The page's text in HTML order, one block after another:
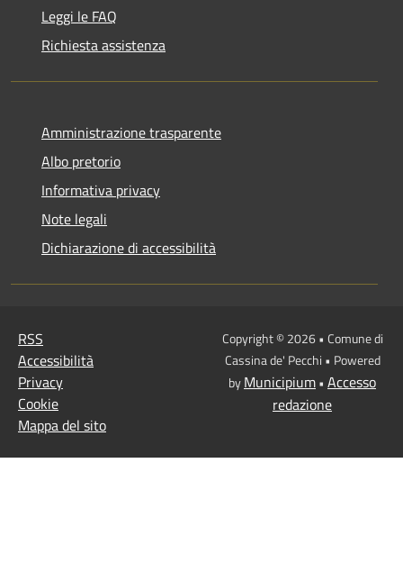
Leggi le FAQ
Richiesta assistenza
Amministrazione trasparente
Albo pretorio
Informativa privacy
Note legali
Dichiarazione di accessibilità
RSS
Accessibilità
Privacy
Cookie
Mappa del sito
Copyright © 2026 • Comune di
Cassina de' Pecchi • Powered
byMunicipium• Accesso
redazione